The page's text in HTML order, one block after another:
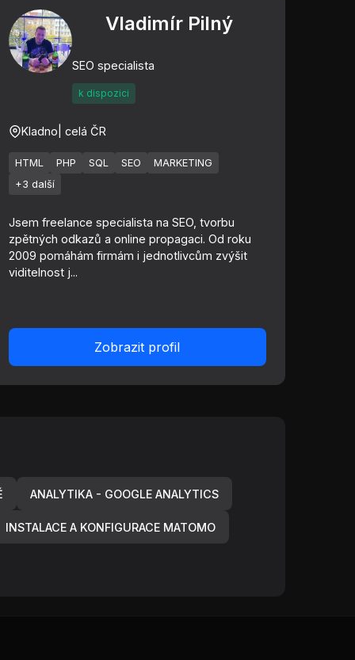
Vladimír Pilný
SEO specialista
k dispozici
Kladno | celá ČR
HTML PHP SQL SEO
MARKETING
+3 další
Jsem freelance specialista na SEO, tvorbu
zpětných odkazů a online propagaci. Od roku
2009 pomáhám firmám i jednotlivcům zvýšit
viditelnost j...
Zobrazit profil
ANALYTIKA - GOOGLE ANALYTICS
INSTALACE A KONFIGURACE MATOMO